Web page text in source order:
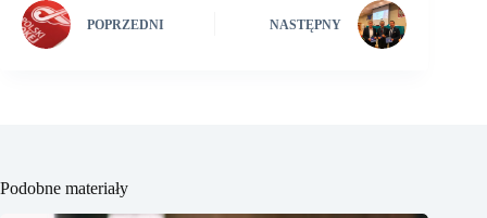
POPRZEDNI NASTĘPNY
Podobne materiały